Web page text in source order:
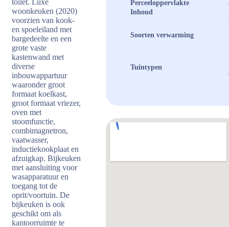
toilet. Luxe
woonkeuken (2020)
voorzien van kook-
en spoeleiland met
bargedeelte en een
grote vaste
kastenwand met
diverse
inbouwappartuur
waaronder groot
formaat koelkast,
groot formaat vriezer,
oven met
stoomfunctie,
combimagnetron,
vaatwasser,
inductiekookplaat en
afzuigkap. Bijkeuken
met aansluiting voor
wasapparatuur en
toegang tot de
oprit/voortuin. De
bijkeuken is ook
geschikt om als
kantoorruimte te
Perceeloppervlakte
Inhoud
Soorten verwarming
Tuintypen